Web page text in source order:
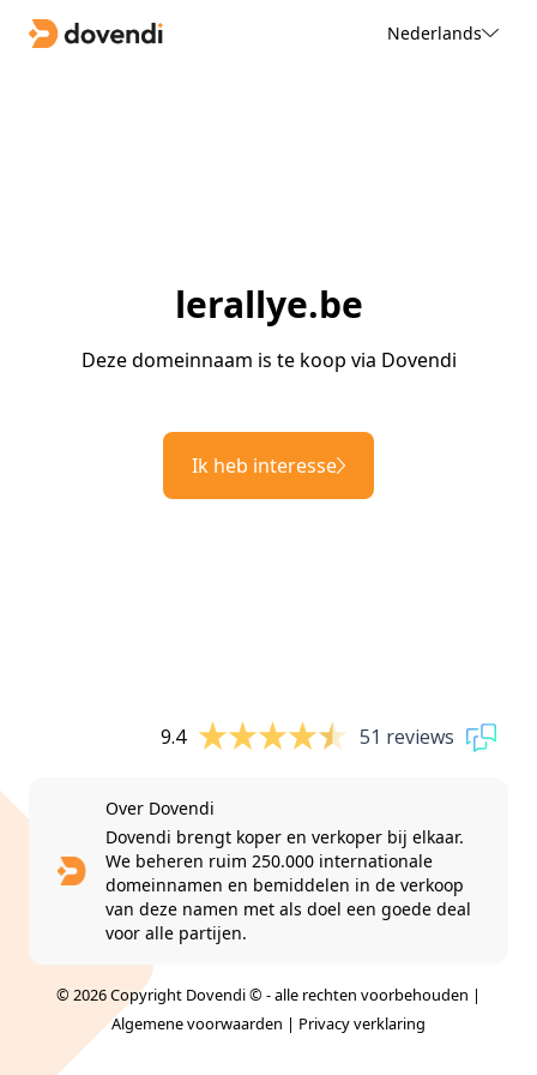
Nederlands
lerallye.be
Deze domeinnaam is te koop via Dovendi
Ik heb interesse
9.4 51 reviews
Over Dovendi
Dovendi brengt koper en verkoper bij elkaar.
We beheren ruim 250.000 internationale
domeinnamen en bemiddelen in de verkoop
van deze namen met als doel een goede deal
voor alle partijen.
© 2026 Copyright Dovendi © - alle rechten voorbehouden |
Algemene voorwaarden | Privacy verklaring